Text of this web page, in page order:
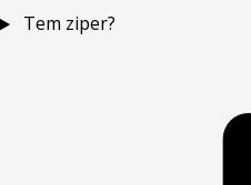
Tem ziper?